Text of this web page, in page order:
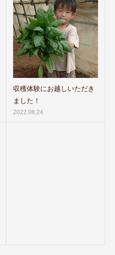
収穫体験にお越しいただき
ました！
2022.08.24